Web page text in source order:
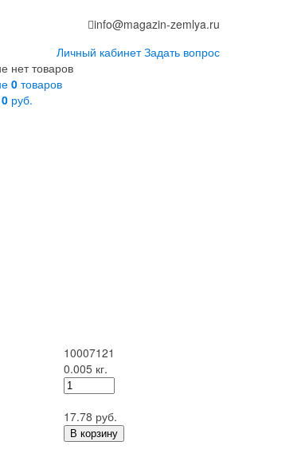
info@magazin-zemlya.ru
Личный кабинет Задать вопрос
нет товаров
0 товаров
0 руб.
10007121
0.005 кг.
17.78 руб.
В корзину